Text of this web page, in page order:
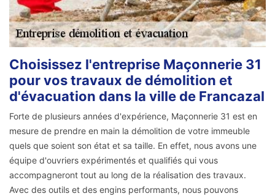
Choisissez l'entreprise Maçonnerie 31
pour vos travaux de démolition et
d'évacuation dans la ville de Francazal
Forte de plusieurs années d'expérience, Maçonnerie 31 est en
mesure de prendre en main la démolition de votre immeuble
quels que soient son état et sa taille. En effet, nous avons une
équipe d'ouvriers expérimentés et qualifiés qui vous
accompagneront tout au long de la réalisation des travaux.
Avec des outils et des engins performants, nous pouvons